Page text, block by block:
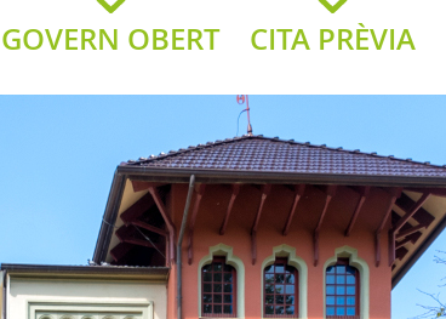
GOVERN OBERT CITA PRÈVIA